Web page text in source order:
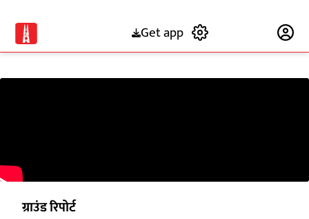
Get app
ग्राउंड रिपोर्ट